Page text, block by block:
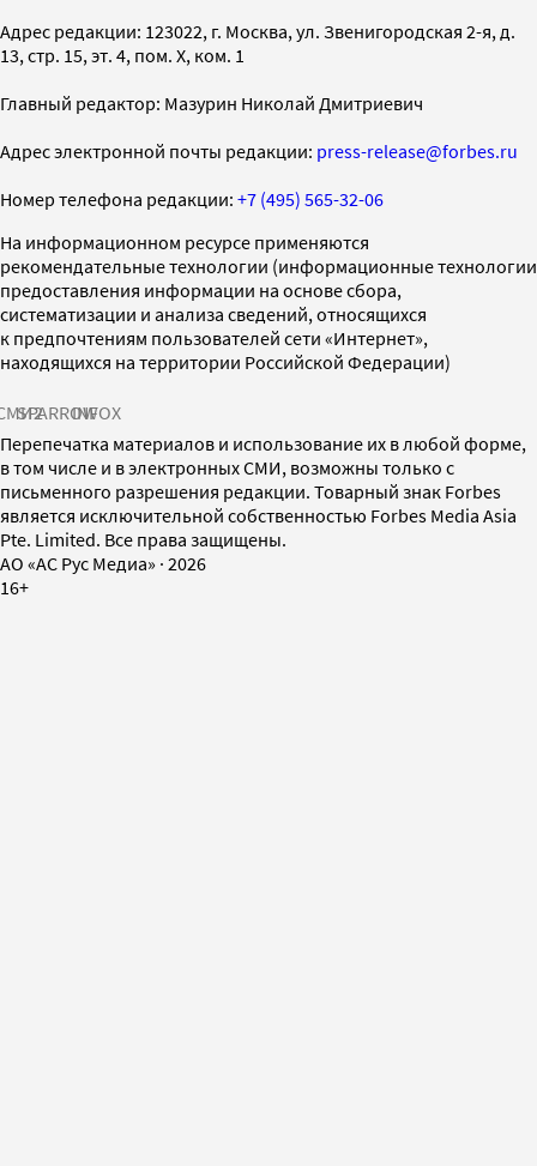
Адрес редакции: 123022, г. Москва, ул. Звенигородская 2-я, д.
13, стр. 15, эт. 4, пом. X, ком. 1
Главный редактор: Мазурин Николай Дмитриевич
Адрес электронной почты редакции: press-release@forbes.ru
Номер телефона редакции: +7 (495) 565-32-06
На информационном ресурсе применяются
рекомендательные технологии (информационные технологии
предоставления информации на основе сбора,
систематизации и анализа сведений, относящихся
к предпочтениям пользователей сети «Интернет»,
находящихся на территории Российской Федерации)
SPARROWINFOX
Перепечатка материалов и использование их в любой форме,
в том числе и в электронных СМИ, возможны только с
письменного разрешения редакции. Товарный знак Forbes
является исключительной собственностью Forbes Media Asia
Pte. Limited. Все права защищены.
AO «АС Рус Медиа» · 2026
16+